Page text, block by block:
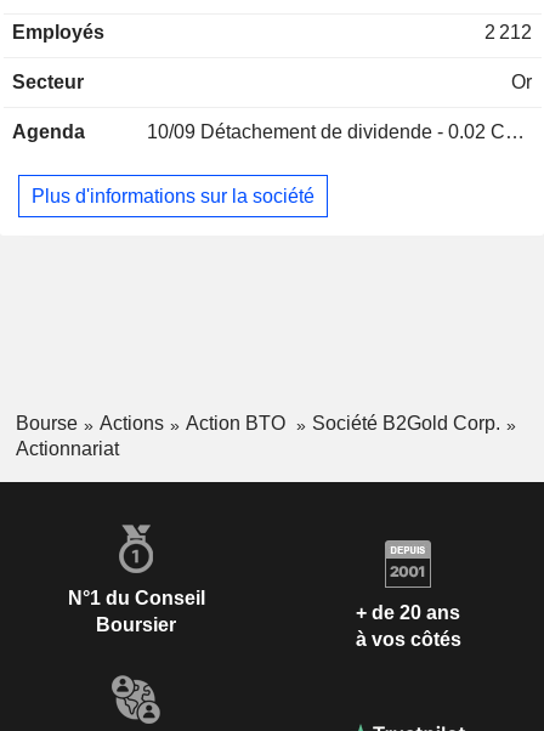
Singapour
0,03%
Mexique
0,01%
Employés 2 212
Secteur Or
Agenda 10/09 Détachement de dividende - 0.02 CAD
Plus d'informations sur la société
Bourse Actions Action BTO
Société B2Gold Corp.
Actionnariat
N°1 du Conseil
Boursier
+ de 20 ans
à vos côtés